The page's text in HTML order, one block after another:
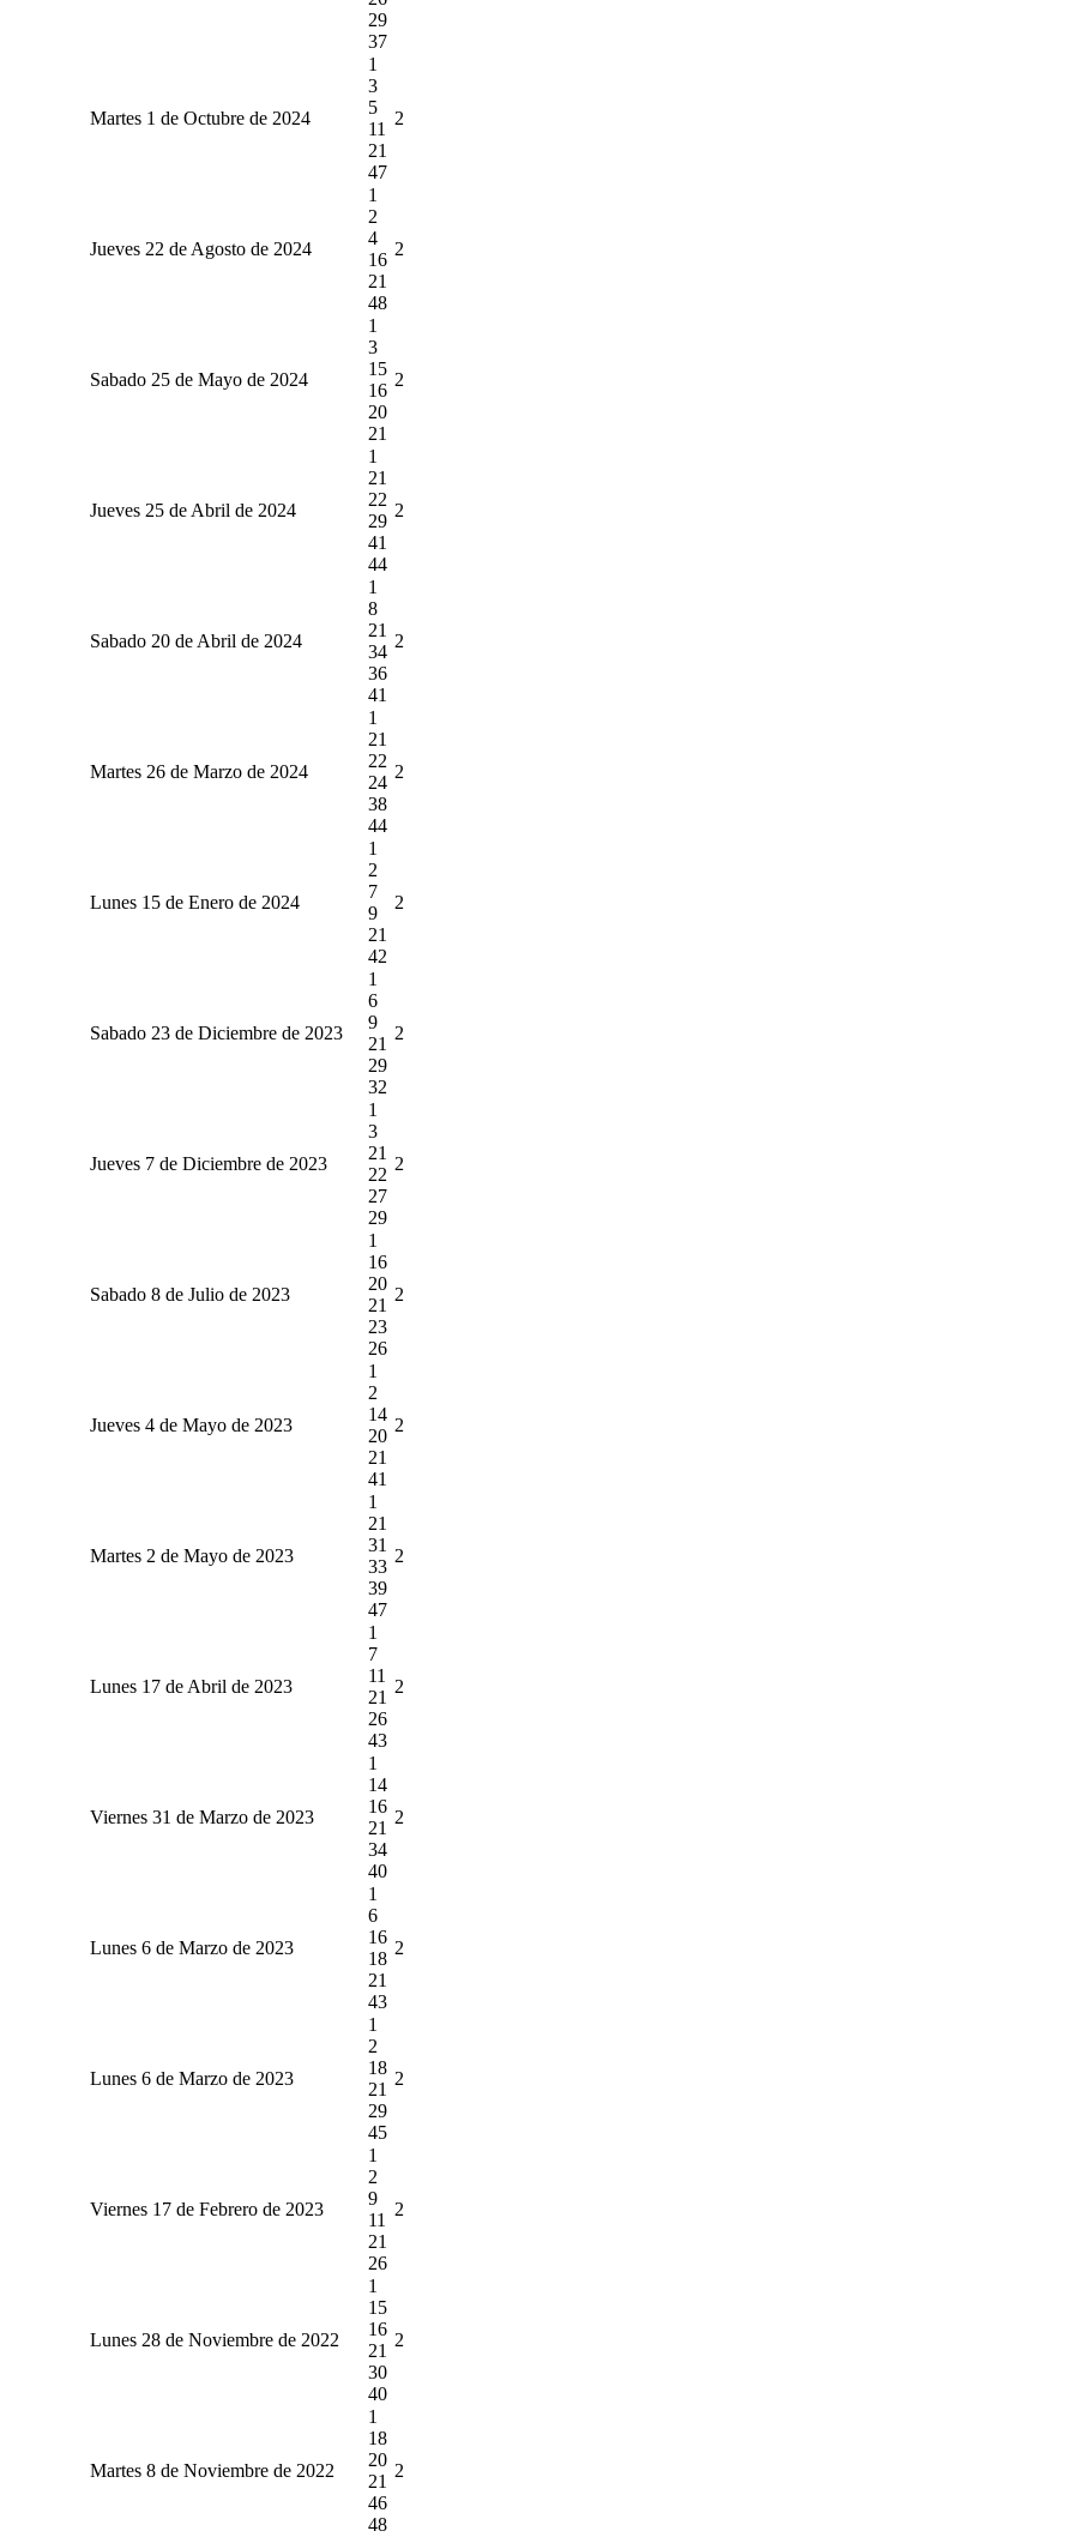
29
37
Martes 1 de Octubre de 2024
1
3
5
11
21
47
2
Jueves 22 de Agosto de 2024
1
2
4
16
21
48
2
Sabado 25 de Mayo de 2024
1
3
15
16
20
21
2
Jueves 25 de Abril de 2024
1
21
22
29
41
44
2
Sabado 20 de Abril de 2024
1
8
21
34
36
41
2
Martes 26 de Marzo de 2024
1
21
22
24
38
44
2
Lunes 15 de Enero de 2024
1
2
7
9
21
42
2
Sabado 23 de Diciembre de 2023
1
6
9
21
29
32
2
Jueves 7 de Diciembre de 2023
1
3
21
22
27
29
2
Sabado 8 de Julio de 2023
1
16
20
21
23
26
2
Jueves 4 de Mayo de 2023
1
2
14
20
21
41
2
Martes 2 de Mayo de 2023
1
21
31
33
39
47
2
Lunes 17 de Abril de 2023
1
7
11
21
26
43
2
Viernes 31 de Marzo de 2023
1
14
16
21
34
40
2
Lunes 6 de Marzo de 2023
1
6
16
18
21
43
2
Lunes 6 de Marzo de 2023
1
2
18
21
29
45
2
Viernes 17 de Febrero de 2023
1
2
9
11
21
26
2
Lunes 28 de Noviembre de 2022
1
15
16
21
30
40
2
Martes 8 de Noviembre de 2022
1
18
20
21
46
48
2